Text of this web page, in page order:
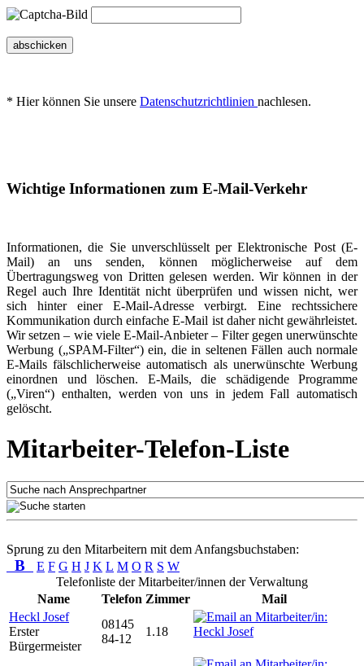
abschicken
* Hier können Sie unsere Datenschutzrichtlinien nachlesen.
Wichtige Informationen zum E-Mail-Verkehr
Informationen, die Sie unverschlüsselt per Elektronische Post (E-
Mail) an uns senden, können möglicherweise auf dem
Übertragungsweg von Dritten gelesen werden. Wir können in der
Regel auch Ihre Identität nicht überprüfen und wissen nicht, wer
sich hinter einer E-Mail-Adresse verbirgt. Eine rechtssichere
Kommunikation durch einfache E-Mail ist daher nicht gewährleistet.
Wir setzen – wie viele E-Mail-Anbieter – Filter gegen unerwünschte
Werbung („SPAM-Filter“) ein, die in seltenen Fällen auch normale
E-Mails fälschlicherweise automatisch als unerwünschte Werbung
einordnen und löschen. E-Mails, die schädigende Programme
(„Viren“) enthalten, werden von uns in jedem Fall automatisch
gelöscht.
Mitarbeiter-Telefon-Liste
Sprung zu den Mitarbeitern mit dem Anfangsbuchstaben:
B E F G H J K L M O R S W
Telefonliste der Mitarbeiter/innen der Verwaltung
Name
Telefon Zimmer
Mail
Heckl Josef
Erster
Bürgermeister
08145
84-12
1.18